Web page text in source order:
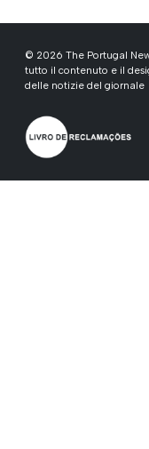
© 2026 The Portugal
tutto il contenuto e il
delle notizie del giornale